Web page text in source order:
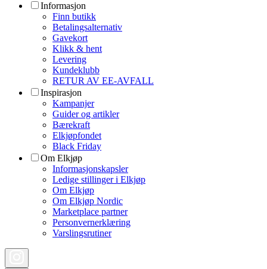
Informasjon
Finn butikk
Betalingsalternativ
Gavekort
Klikk & hent
Levering
Kundeklubb
RETUR AV EE-AVFALL
Inspirasjon
Kampanjer
Guider og artikler
Bærekraft
Elkjøpfondet
Black Friday
Om Elkjøp
Informasjonskapsler
Ledige stillinger i Elkjøp
Om Elkjøp
Om Elkjøp Nordic
Marketplace partner
Personvernerklæring
Varslingsrutiner